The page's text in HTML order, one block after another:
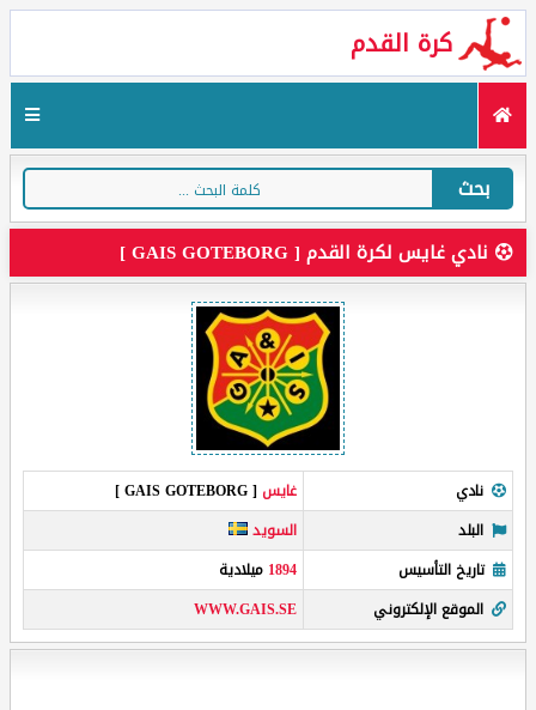
كرة القدم
بحث
نادي غايس لكرة القدم [ GAIS GOTEBORG ]
نادي غايس [ GAIS GOTEBORG ]
البلد
السويد
تاريخ التأسيس
1894 ميلادية
الموقع الإلكتروني
WWW.GAIS.SE